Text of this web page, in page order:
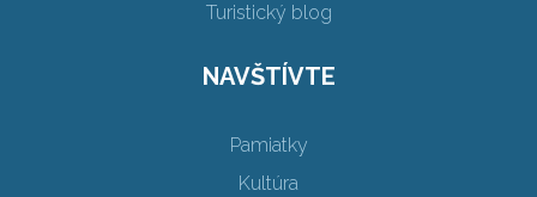
Turistický blog
NAVŠTÍVTE
Pamiatky
Kultúra